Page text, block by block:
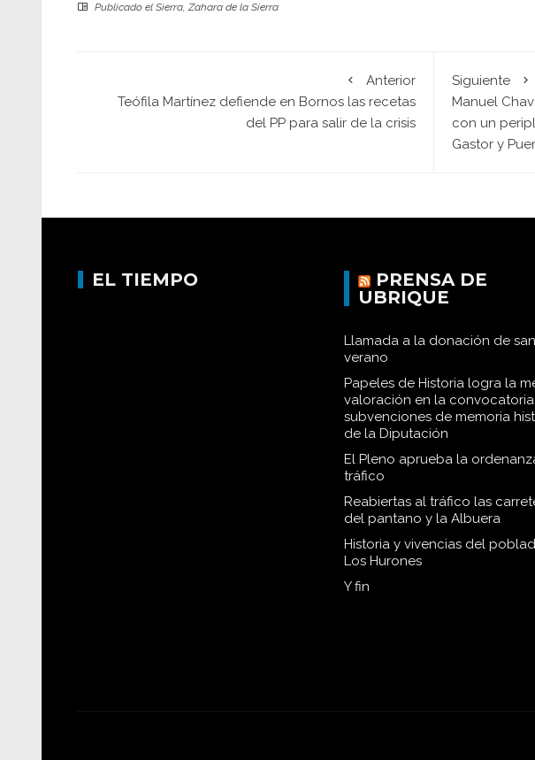
Publicado el Sierra,Zahara de la Sierra
Anterior
Teófila Martínez defiende en Bornos las recetas
del PP para salir de la crisis
Siguiente
Manuel
con un
Gastor y
EL TIEMPO
PRENSA DE
UBRIQUE
Llamada a la donación de
verano
Papeles de Historia logra la
valoración en la
subvenciones de memoria
de la Diputación
El Pleno aprueba la
tráfico
Reabiertas al tráfico las
del pantano y la Albuera
Historia y vivencias del
Los Hurones
Y fin